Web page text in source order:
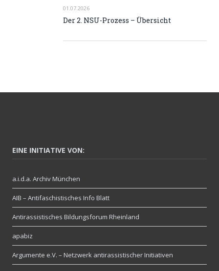
01.07.2026
Der 2. NSU-Prozess – Übersicht
EINE INITIATIVE VON:
a.i.d.a. Archiv München
AIB – Antifaschistisches Info Blatt
Antirassistisches Bildungsforum Rheinland
apabiz
Argumente e.V. – Netzwerk antirassistischer Initiativen